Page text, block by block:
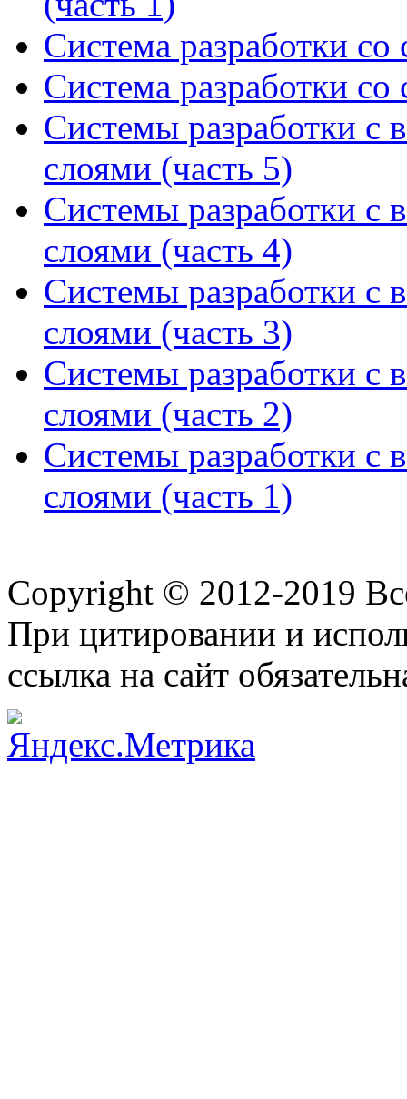
Система разработки
Система разработки
Системы разработки с
слоями (часть 5)
Системы разработки с
слоями (часть 4)
Системы разработки с
слоями (часть 3)
Системы разработки с
слоями (часть 2)
Системы разработки с
слоями (часть 1)
Copyright © 2012-2019
При цитировании и
ссылка на сайт